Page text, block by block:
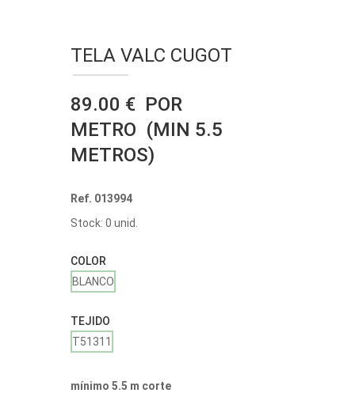
TELA VALC CUGOT
89.00 € POR
METRO (MIN 5.5
METROS)
Ref. 013994
Stock: 0 unid.
COLOR
BLANCO
TEJIDO
T51311
mínimo 5.5 m corte